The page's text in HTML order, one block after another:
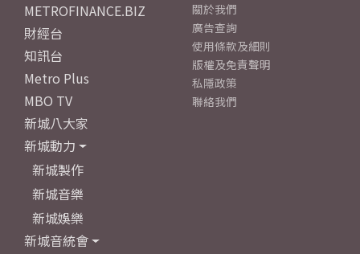
METROFINANCE.BIZ
財經台
知訊台
Metro Plus
MBO TV
新城八大家
新城動力
新城製作
新城音樂
新城娛樂
新城音統會
關於我們
廣告查詢
使用條款及細則
版權及免責聲明
私隱政策
聯絡我們